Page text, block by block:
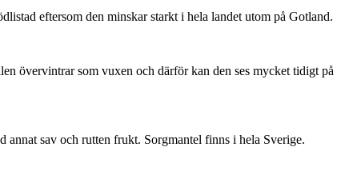
eftersom den minskar starkt i hela landet utom på Gotland.
övervintrar som vuxen och därför kan den ses mycket tidigt på
sav och rutten frukt. Sorgmantel finns i hela Sverige.